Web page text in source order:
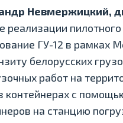
Невмержицкий,
реализации
ГУ-12 в рамках
белорусских
работ на
контейнерах с
на станцию